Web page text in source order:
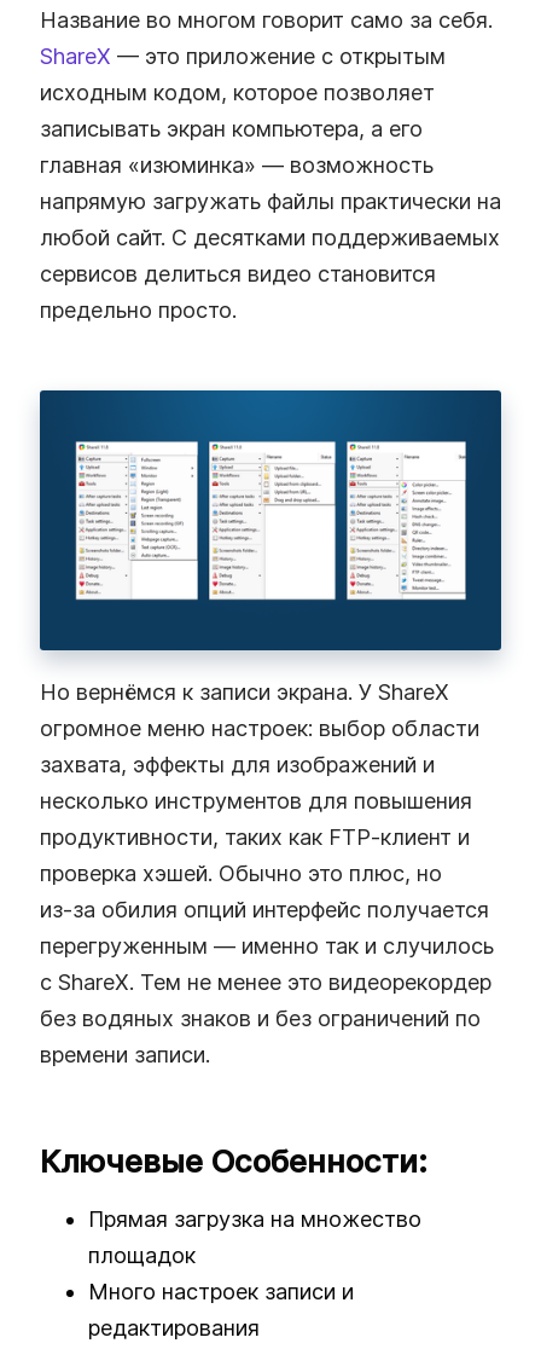
Название во многом говорит само за себя.
ShareX — это приложение с открытым
исходным кодом, которое позволяет
записывать экран компьютера, а его
главная «изюминка» — возможность
напрямую загружать файлы практически на
любой сайт. С десятками поддерживаемых
сервисов делиться видео становится
предельно просто.
Но вернёмся к записи экрана. У ShareX
огромное меню настроек: выбор области
захвата, эффекты для изображений и
несколько инструментов для повышения
продуктивности, таких как FTP‑клиент и
проверка хэшей. Обычно это плюс, но
из‑за обилия опций интерфейс получается
перегруженным — именно так и случилось
с ShareX. Тем не менее это видеорекордер
без водяных знаков и без ограничений по
времени записи.
Ключевые Особенности:
Прямая загрузка на множество
площадок
Много настроек записи и
редактирования